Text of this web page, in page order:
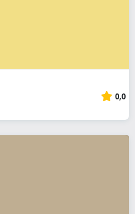
0,0